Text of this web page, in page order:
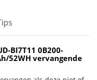
BI7T11 0B200-
52WH vervangende